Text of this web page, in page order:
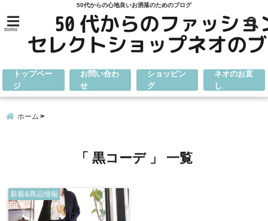
50代からの心地良いお洒落のためのブログ
menu
トップペー
ジ
お問い合わ
せ
ショッピン
グ
ネオのお直
し
ホーム
「 黒コーデ 」 一覧
新着&商品情報